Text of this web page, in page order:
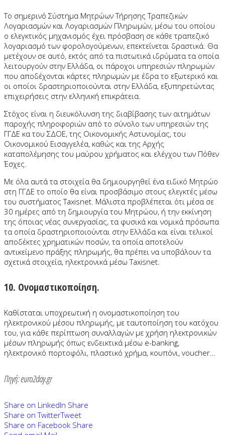
Το σημερινό Σύστημα Μητρώων Τήρησης Τραπεζικών
Λογαριασμών και Λογαριασμών Πληρωμών, μέσω του οποίου
ο ελεγκτικός μηχανισμός έχει πρόσβαση σε κάθε τραπεζικό
λογαριασμό των φορολογούμενων, επεκτείνεται δραστικά. Θα
μετέχουν σε αυτό, εκτός από τα πιστωτικά ιδρύματα τα οποία
λειτουργούν στην Ελλάδα, οι πάροχοι υπηρεσιών πληρωμών
που αποδέχονται κάρτες πληρωμών με έδρα το εξωτερικό και
οι οποίοι δραστηριοποιούνται στην Ελλάδα, εξυπηρετώντας
επιχειρήσεις στην ελληνική επικράτεια.
Στόχος είναι η διευκόλυνση της διαβίβασης των αιτημάτων
παροχής πληροφοριών από το σύνολο των υπηρεσιών της
ΓΓΔΕ κα του ΣΔΟΕ, της Οικονομικής Αστυνομίας, του
Οικονομικού Εισαγγελέα, καθώς και της Αρχής
καταπολέμησης του μαύρου χρήματος και ελέγχου των Πόθεν
Έσχες.
Με όλα αυτά τα στοιχεία θα δημιουργηθεί ένα ειδικό Μητρώο
στη ΓΓΔΕ το οποίο θα είναι προσβάσιμο στους ελεγκτές μέσω
του συστήματος Taxisnet. Μάλιστα προβλέπεται ότι μέσα σε
30 ημέρες από τη δημιουργία του Μητρώου, ή την εκκίνηση
της όποιας νέας συνεργασίας, τα φυσικά και νομικά πρόσωπα
τα οποία δραστηριοποιούνται στην Ελλάδα και είναι τελικοί
αποδέκτες χρηματικών ποσών, τα οποία αποτελούν
αντικείμενο πράξης πληρωμής, θα πρέπει να υποβάλουν τα
σχετικά στοιχεία, ηλεκτρονικά μέσω Taxisnet.
10. Ονομαστικοποίηση.
Καθίσταται υποχρεωτική η ονομαστικοποίηση του
ηλεκτρονικού μέσου πληρωμής, με ταυτοποίηση του κατόχου
του, για κάθε περίπτωση συναλλαγών με χρήση ηλεκτρονικών
μέσων πληρωμής όπως ενδεικτικά μέσω e-banking,
ηλεκτρονικό πορτοφόλι, πλαστικό χρήμα, κουπόνι, voucher…
Πηγή: euro2day.gr
Share on LinkedIn Share
Share on TwitterTweet
Share on Facebook Share